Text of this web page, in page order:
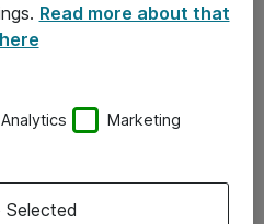
Read more about that
here
Analytics Marketing
Selected